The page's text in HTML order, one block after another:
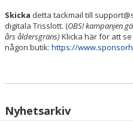
Skicka detta tackmail till
digitala Trisslott. (OBS! kampanjen
års åldersgräns)Klicka här för att
någon butik: https://
Nyhetsarkiv